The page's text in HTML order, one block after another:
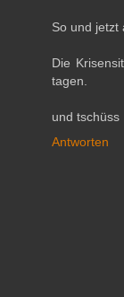
So und jetzt
Die
tagen.
und tschüss
Antworten